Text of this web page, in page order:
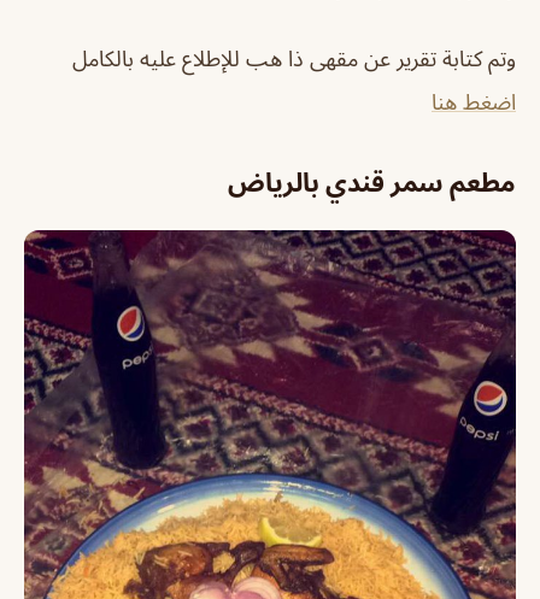
وتم كتابة تقرير عن مقهى ذا هب للإطلاع عليه بالكامل
اضغط هنا
مطعم سمر قندي بالرياض